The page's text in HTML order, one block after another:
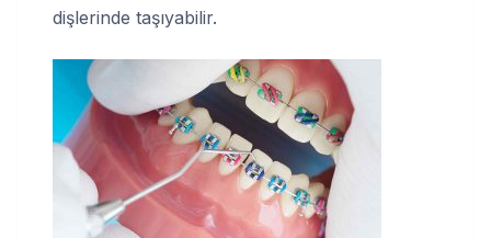
dişlerinde taşıyabilir.